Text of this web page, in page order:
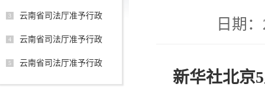
3 云南省司法厅准予行政
4 云南省司法厅准予行政
5 云南省司法厅准予行政
日期
新华社北京